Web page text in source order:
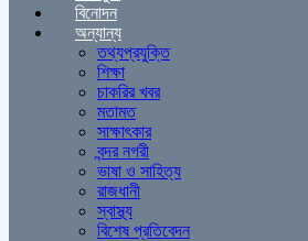
বিনোদন
অন্যান্য
তথ্যপ্রযুক্তি
শিক্ষা
চাকরির খবর
মতামত
সাক্ষাৎকার
বন্দর নগরী
ভাষা ও সাহিত্য
রাজধানী
স্বাস্থ্য
বিশেষ প্রতিবেদন